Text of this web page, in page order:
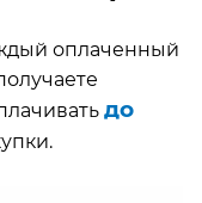
оплаченный
до